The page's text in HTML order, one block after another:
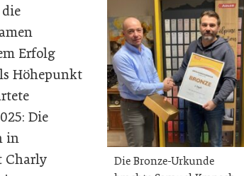
Die Bronze-Urkunde
Erfolg
Höhepunkt
Die
in
Charly